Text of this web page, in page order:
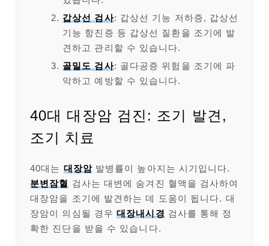
갑상선 검사: 갑상선 기능 저하증, 갑상선
기능 항진증 등 갑상선 질환을 조기에 발
견하고 관리할 수 있습니다.
골밀도 검사: 골다공증 위험을 조기에 파
악하고 예방할 수 있습니다.
40대 대장암 검진: 조기 발견,
조기 치료
40대는 대장암발병률이 높아지는 시기입니다.
분변잠혈 검사는 대변에 숨겨진 혈액을 검사하여
대장암을 조기에 발견하는 데 도움이 됩니다. 대
장암이 의심될 경우대장내시경 검사를 통해 정
확한 진단을 받을 수 있습니다.